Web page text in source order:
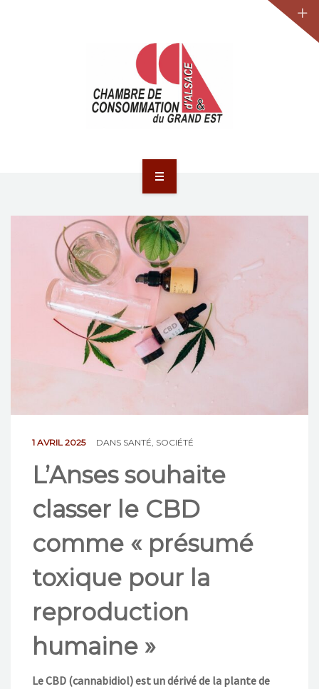
ACTUALITÉS
JURIDIQUE
LA CCA-GE
NOS ACTIONS
1 AVRIL 2025 DANS SANTÉ SOCIÉTÉ
L’Anses souhaite
classer le CBD
comme « présumé
toxique pour la
reproduction
humaine »
Le CBD (cannabidiol) est un dérivé de la plante de